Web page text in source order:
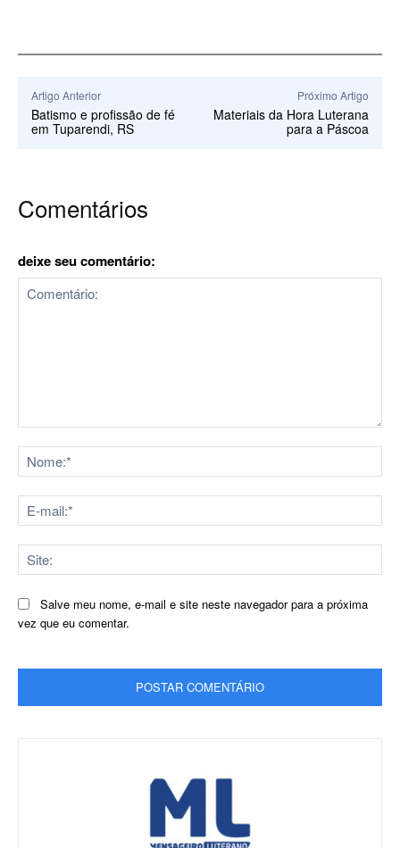
Artigo Anterior
Batismo e profissão de fé
em Tuparendi, RS
Próximo Artigo
Materiais da Hora Luterana
para a Páscoa
Comentários
deixe seu comentário:
Salve meu nome, e-mail e site neste navegador para a próxima
vez que eu comentar.